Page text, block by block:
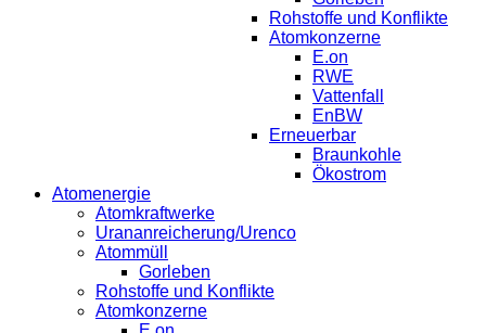
Rohstoffe und Konflikte
Atomkonzerne
E.on
RWE
Vattenfall
EnBW
Erneuerbar
Braunkohle
Ökostrom
Atomenergie
Atomkraftwerke
Urananreicherung/Urenco
Atommüll
Gorleben
Rohstoffe und Konflikte
Atomkonzerne